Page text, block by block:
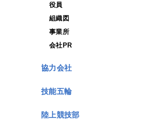
役員
組織図
事業所
会社PR
協力会社
技能五輪
陸上競技部